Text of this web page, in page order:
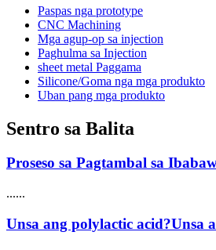
Paspas nga prototype
CNC Machining
Mga agup-op sa injection
Paghulma sa Injection
sheet metal Paggama
Silicone/Goma nga mga produkto
Uban pang mga produkto
Sentro sa Balita
Proseso sa Pagtambal sa
......
Unsa ang polylactic acid?Unsa